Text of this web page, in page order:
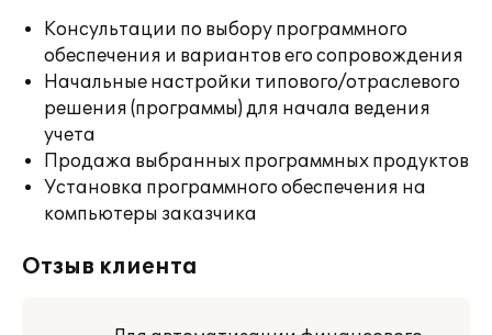
Консультации по выбору программного
обеспечения и вариантов его сопровождения
Начальные настройки типового/отраслевого
решения (программы) для начала ведения
учета
Продажа выбранных программных продуктов
Установка программного обеспечения на
компьютеры заказчика
Отзыв клиента